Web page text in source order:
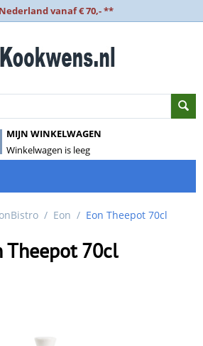
vanaf € 70,- **
MIJN WINKELWAGEN
Winkelwagen is leeg
/ Eon / Eon Theepot 70cl
Theepot 70cl